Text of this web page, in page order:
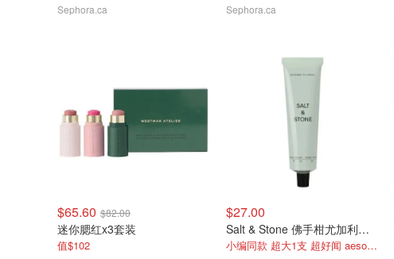
Sephora.ca Sephora.ca
$65.60 $82.00
迷你腮红x3套装
值$102
$27.00
Salt & Stone 佛手柑尤加利护手霜75ml
小编同款 超大1支 超好闻 aesop平替！